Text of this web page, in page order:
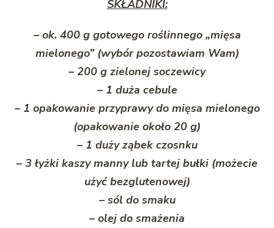
SKŁADNIKI:
– ok. 400 g gotowego roślinnego „mięsa
mielonego” (wybór pozostawiam Wam)
– 200 g zielonej soczewicy
– 1 duża cebule
– 1 opakowanie przyprawy do mięsa mielonego
(opakowanie około 20 g)
– 1 duży ząbek czosnku
– 3 łyżki kaszy manny lub tartej bułki (możecie
użyć bezglutenowej)
– sól do smaku
– olej do smażenia